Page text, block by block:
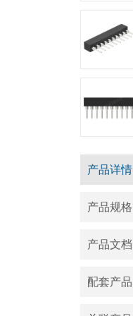
产品详情
产品规格
产品文档
配套产品